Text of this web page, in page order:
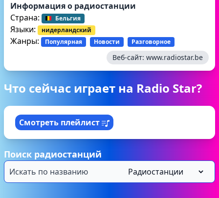
Информация о радиостанции
Страна:
Бельгия
Языки: нидерландский
Жанры: Популярная Новости Разговорное
Веб-сайт: www.radiostar.be
Что сейчас играет на Radio Star?
Смотреть плейлист
Поиск радиостанций